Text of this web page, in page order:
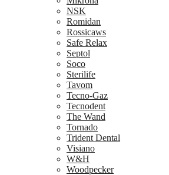
NSK
Romidan
Rossicaws
Safe Relax
Septol
Soco
Sterilife
Tavom
Tecno-Gaz
Tecnodent
The Wand
Tornado
Trident Dental
Visiano
W&H
Woodpecker